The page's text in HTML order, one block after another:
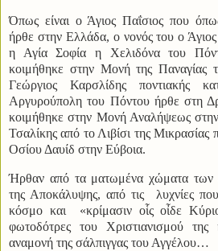
Όπως είναι ο Άγιος Παΐσιος που
ήρθε στην Ελλάδα, ο νονός του ο
η Αγία Σοφία η Χελιδόνα του
κοιμήθηκε στην Μονή της Παναγίας
Γεώργιος Καρσλίδης ποντιακής
Αργυρούπολη του Πόντου ήρθε στη
κοιμήθηκε στην Μονή Αναλήψεως
Τσαλίκης από το Λιβίσι της
Οσίου Δαυίδ στην Εύβοια.
Ήρθαν από τα ματωμένα χώματα των
της Αποκάλυψης, από τις
λυχνίες
κόσμο και «κρίμασιν οἷς οἶδε
φωτοδότρες του Χριστιανισμού
αναμονή της σάλπιγγας του Αγγέλου…